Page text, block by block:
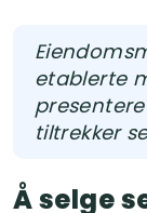
etablerte
tiltrekker
Å selge